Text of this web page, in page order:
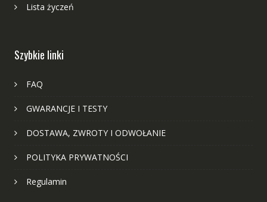
Lista życzeń
Szybkie linki
FAQ
GWARANCJE I TESTY
DOSTAWA, ZWROTY I ODWOŁANIE
POLITYKA PRYWATNOŚCI
Regulamin